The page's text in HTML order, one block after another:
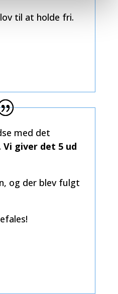
til at holde fri.
med det
Vi giver det 5 ud
og der blev fulgt